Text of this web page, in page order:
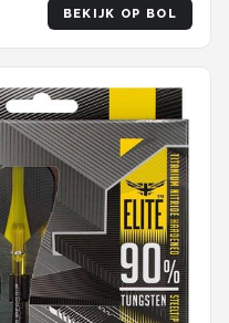
BEKIJK OP BOL